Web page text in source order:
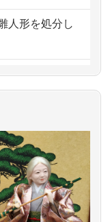
る点と申込ま
片付けを始め
てくれてあり
人形を処分し
いできます
処分したいの